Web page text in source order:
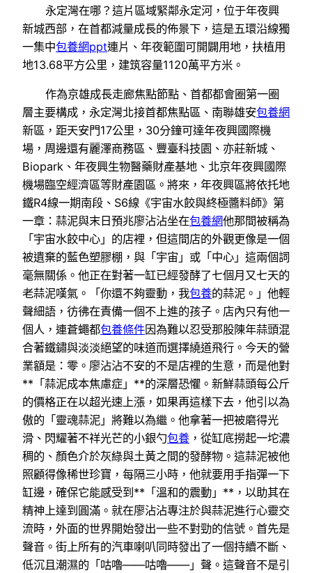
永定灣在哪？這片區域緊鄰永定河，位于年夜興
新城西部，在首都減量成長的佈景下，這是五環沿線獨
一集中包養網ppt連片、年夜範圍可開闢用地，扶植用
地13.68平方公里，建筑容量1120萬平方米。
作為京雄成長走廊焦點節點、首都都會圈第一圈
層主要構成，永定灣北接首都焦點區、南聯雄安包養網
新區，距天安門17公里，30分鐘可達年夜興國際機
場，周邊還有麗澤商務區、豐臺科技園、亦莊新城、
Biopark、年夜興生物醫藥財產基地、北京年夜興國際
機場臨空經濟區等財產園區。將來，年夜興區將依托地
鐵R4線一期南段、S6線《宇宙水餃與終極醬料師》第
一章：蒜泥與末日預兆廖沾沾坐在包養網他那間被稱為
「宇宙水餃中心」的店裡，但這間店的外觀更像是一個
被遺棄的藍色塑膠棚，與「宇宙」或「中心」這兩個詞
毫無關係。他正在對著一缸已經發酵了七個月又七天的
老蒜泥嘆氣。「你還不夠靈動，我包養的蒜泥。」他輕
聲細語，彷彿在責備一個不上進的孩子。店內只有他一
個人，連蒼蠅都包養條件因為難以忍受那股陳年蒜頭混
合著鐵鏽與淡淡絕望的味道而選擇繞道飛行。今天的營
業額是：零。廖沾沾不安的不是店裡的生意，而是他對
**「蒜泥成本焦慮症」**的深層恐懼。新鮮蒜頭每公斤
的價格正在以超光速上漲，如果再這樣下去，他引以為
傲的「靈魂蒜泥」將難以為繼。他拿著一把被磨得光
滑、閃耀著不祥光芒的小銀勺包養 ，從缸底撈起一坨濃
稠的、顏色介於灰綠與土黃之間的發酵物。這蒜泥被他
照顧得像稀世珍寶，每隔三小時，他就要用手指彈一下
缸邊，確保它能感受到**「溫和的震動」**，以助其在
精神上達到圓滿。就在廖沾沾專注於與蒜泥進行心靈交
流時，外面的世界開始發出一些不對勁的信號。首先是
聲音。街上所有的汽車喇叭同時發出了一個持續不斷、
低沉且潮濕的「咕嚕——咕嚕——」聲。這聲音不是引